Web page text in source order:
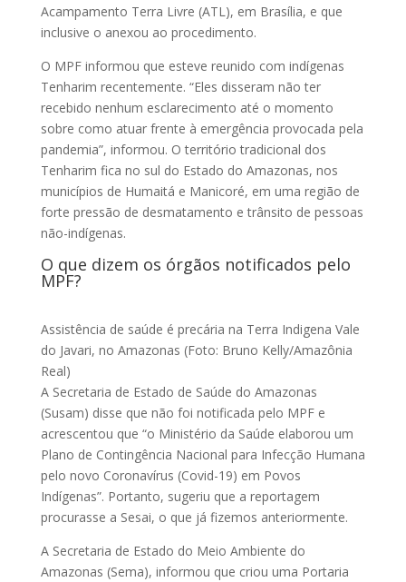
Acampamento Terra Livre (ATL), em Brasília, e que
inclusive o anexou ao procedimento.
O MPF informou que esteve reunido com indígenas
Tenharim recentemente. “Eles disseram não ter
recebido nenhum esclarecimento até o momento
sobre como atuar frente à emergência provocada pela
pandemia”, informou. O território tradicional dos
Tenharim fica no sul do Estado do Amazonas, nos
municípios de Humaitá e Manicoré, em uma região de
forte pressão de desmatamento e trânsito de pessoas
não-indígenas.
O que dizem os órgãos notificados pelo
MPF?
Assistência de saúde é precária na Terra Indigena Vale
do Javari, no Amazonas (Foto: Bruno Kelly/Amazônia
Real)
A Secretaria de Estado de Saúde do Amazonas
(Susam) disse que não foi notificada pelo MPF e
acrescentou que “o Ministério da Saúde elaborou um
Plano de Contingência Nacional para Infecção Humana
pelo novo Coronavírus (Covid-19) em Povos
Indígenas”. Portanto, sugeriu que a reportagem
procurasse a Sesai, o que já fizemos anteriormente.
A Secretaria de Estado do Meio Ambiente do
Amazonas (Sema), informou que criou uma Portaria